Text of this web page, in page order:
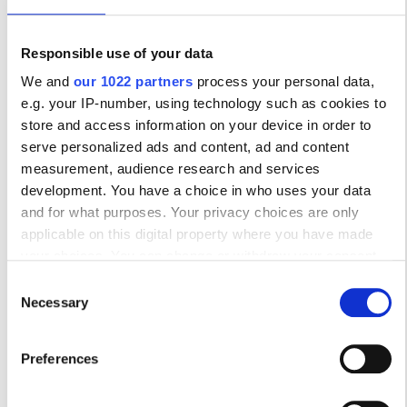
Responsible use of your data
We and our 1022 partners process your personal data,
e.g. your IP-number, using technology such as cookies to
store and access information on your device in order to
serve personalized ads and content, ad and content
measurement, audience research and services
development. You have a choice in who uses your data
and for what purposes. Your privacy choices are only
applicable on this digital property where you have made
Privacy trigger icon.
Collect information about your geographical
Selection
Necessary
Preferences
Παρασκευή
Σάββατο 07:00 - 13:00
Κυριακή Κλειστό
Τρόποι Πληρωμής
Δέχεται GHIC